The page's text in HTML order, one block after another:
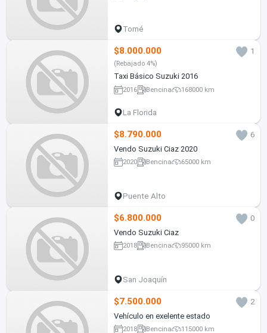
Tomé
$8.000.000 1
(Rebajado 4%)
Taxi Básico Suzuki 2016
2016 Bencina 168000 km
La Florida
$8.790.000
6
Vendo Suzuki Ciaz 2020
2020 Bencina 65000 km
Puente Alto
$6.800.000
0
Vendo Suzuki Ciaz
2018 Bencina 95000 km
San Joaquín
$7.500.000
2
Vehículo en exelente estado
2018 Bencina 115000 km